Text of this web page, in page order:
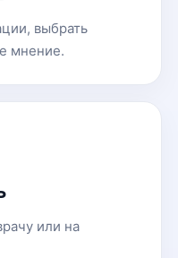
выбрать
мнение.
или на